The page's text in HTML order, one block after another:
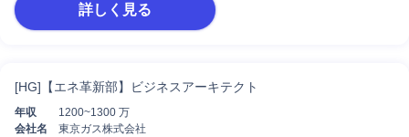
詳しく見る
[HG]【エネ革新部】ビジネスアーキテクト
年収
1200~1300 万
会社名
東京ガス株式会社